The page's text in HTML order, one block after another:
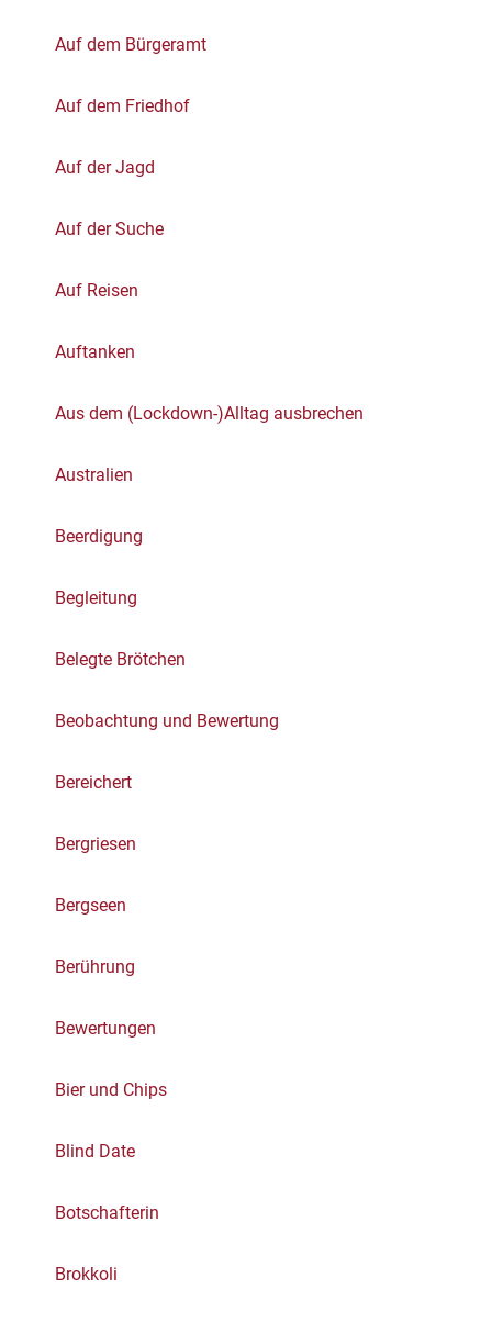
Auf dem Bürgeramt
Auf dem Friedhof
Auf der Jagd
Auf der Suche
Auf Reisen
Auftanken
Aus dem (Lockdown-)Alltag ausbrechen
Australien
Beerdigung
Begleitung
Belegte Brötchen
Beobachtung und Bewertung
Bereichert
Bergriesen
Bergseen
Berührung
Bewertungen
Bier und Chips
Blind Date
Botschafterin
Brokkoli